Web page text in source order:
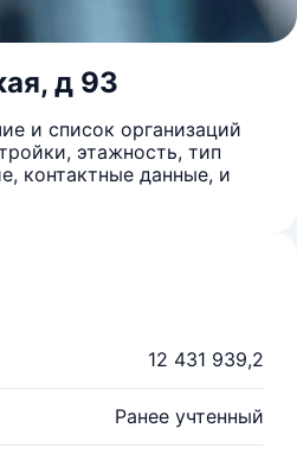
д 93
и список организаций
этажность, тип
контактные данные, и
12 431 939,2
Ранее учтенный